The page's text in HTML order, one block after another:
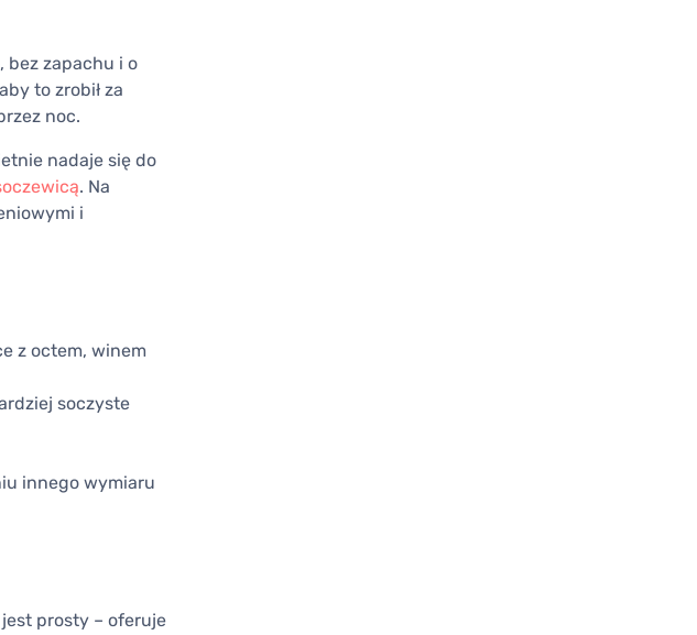
bez zapachu i o
to zrobił za
noc.
nadaje się do
. Na
i
z octem, winem
soczyste
innego wymiaru
prosty – oferuje